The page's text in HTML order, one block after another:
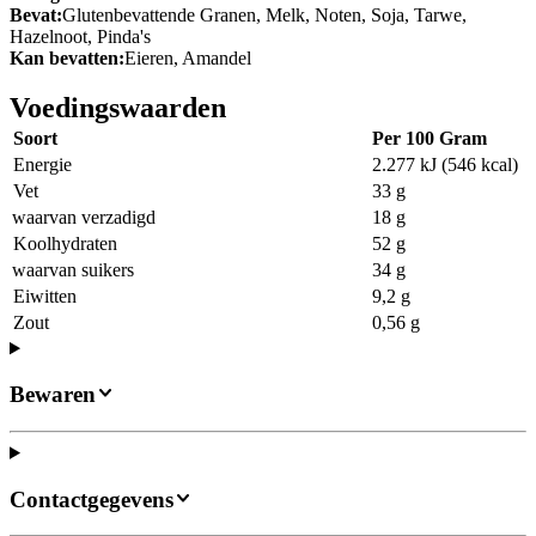
Bevat:Glutenbevattende Granen, Melk, Noten, Soja, Tarwe,
Hazelnoot, Pinda's
Kan bevatten:Eieren, Amandel
Voedingswaarden
Soort
Per 100 Gram
Energie
2.277 kJ (546 kcal)
Vet
33 g
waarvan verzadigd
18 g
Koolhydraten
52 g
waarvan suikers
34 g
Eiwitten
9,2 g
Zout
0,56 g
Bewaren
Contactgegevens